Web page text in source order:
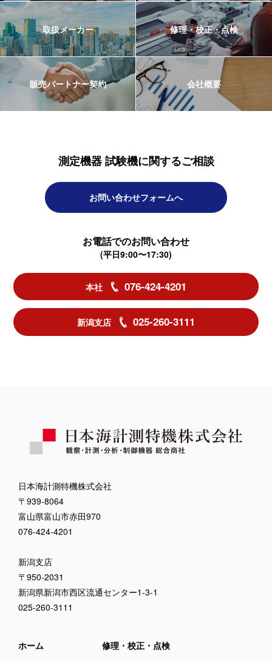
取扱メーカー 修理・校正・点検
販売パートナー契約 会社概要
測定機器 試験機に関するご相談
お問い合わせフォームへ
お電話でのお問い合わせ
(平日9:00〜17:30)
本社 076-424-4201
新潟支店 025-260-3111
日本海計測特機株式会社
〒939-8064
富山県富山市赤田970
076-424-4201
新潟支店
〒950-2031
新潟県新潟市西区流通センター1-3-1
025-260-3111
ホーム 修理・校正・点検